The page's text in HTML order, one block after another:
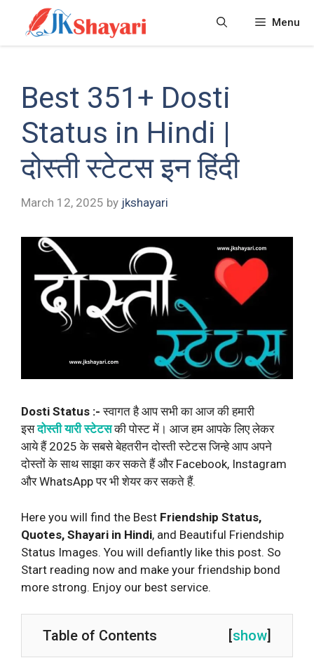
content
Menu
Best 351+ Dosti
Status in Hindi |
दोस्ती स्टेटस इन हिंदी
March 12, 2025 by jkshayari
Dosti Status :- स्वागत है आप सभी का आज की हमारी
इसदोस्ती यारी स्टेटसकी पोस्ट में। आज हम आपके लिए लेकर
आये हैं 2025 के सबसे बेहतरीन दोस्ती स्टेटस जिन्हे आप अपने
दोस्तों के साथ साझा कर सकते हैं और Facebook, Instagram
और WhatsApp पर भी शेयर कर सकते हैं.
Here you will find the Best Friendship Status,
Quotes, Shayari in Hindi, and Beautiful Friendship
Status Images. You will defiantly like this post. So
Start reading now and make your friendship bond
more strong. Enjoy our best service.
Table of Contents [show]